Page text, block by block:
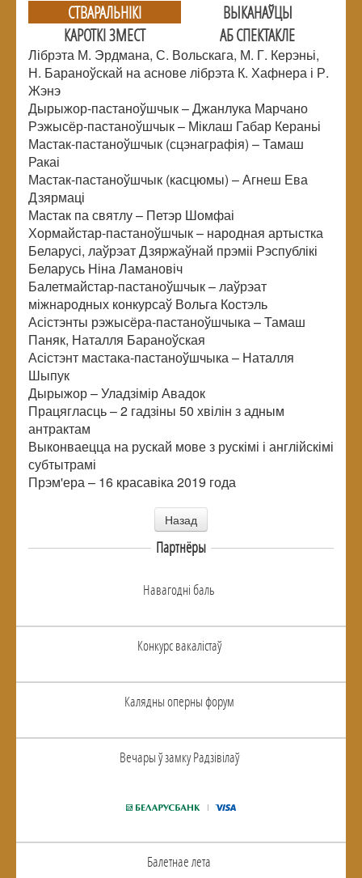
СТВАРАЛЬНIКI
ВЫКАНАЎЦЫ
КАРОТКІ ЗМЕСТ
АБ СПЕКТАКЛЕ
Лібрэта М. Эрдмана, С. Вольскага, М. Г. Керэньі,
Н. Бараноўскай на аснове лібрэта К. Хафнера і Р.
Жэнэ
Дырыжор-пастаноўшчык – Джанлука Марчано
Рэжысёр-пастаноўшчык – Міклаш Габар Кераньі
Мастак-пастаноўшчык (сцэнаграфія) – Тамаш
Ракаі
Мастак-пастаноўшчык (касцюмы) – Агнеш Ева
Дзярмаці
Мастак па святлу – Петэр Шомфаі
Хормайстар-пастаноўшчык – народная артыстка
Беларусі, лаўрэат Дзяржаўнай прэміі Рэспублікі
Беларусь Ніна Ламановіч
Балетмайстар-пастаноўшчык – лаўрэат
міжнародных конкурсаў Вольга Костэль
Асістэнты рэжысёра-пастаноўшчыка – Тамаш
Паняк, Наталля Бараноўская
Асістэнт мастака-пастаноўшчыка – Наталля
Шыпук
Дырыжор – Уладзімір Авадок
Працягласць – 2 гадзіны 50 хвілін з адным
антрактам
Выконваецца на рускай мове з рускімі і англійскімі
субтытрамі
Прэм'ера – 16 красавіка 2019 года
Назад
Партнёры
Навагоднi баль
Конкурс вакалiстаў
Калядны оперны форум
Вечары ў замку Радзiвiлаў
Балетнае лета